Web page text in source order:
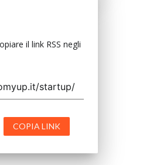
il link RSS negli
COPIA LINK